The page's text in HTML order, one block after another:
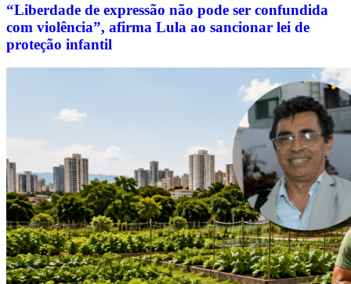
“Liberdade de expressão não pode ser confundida
com violência”, afirma Lula ao sancionar lei de
proteção infantil